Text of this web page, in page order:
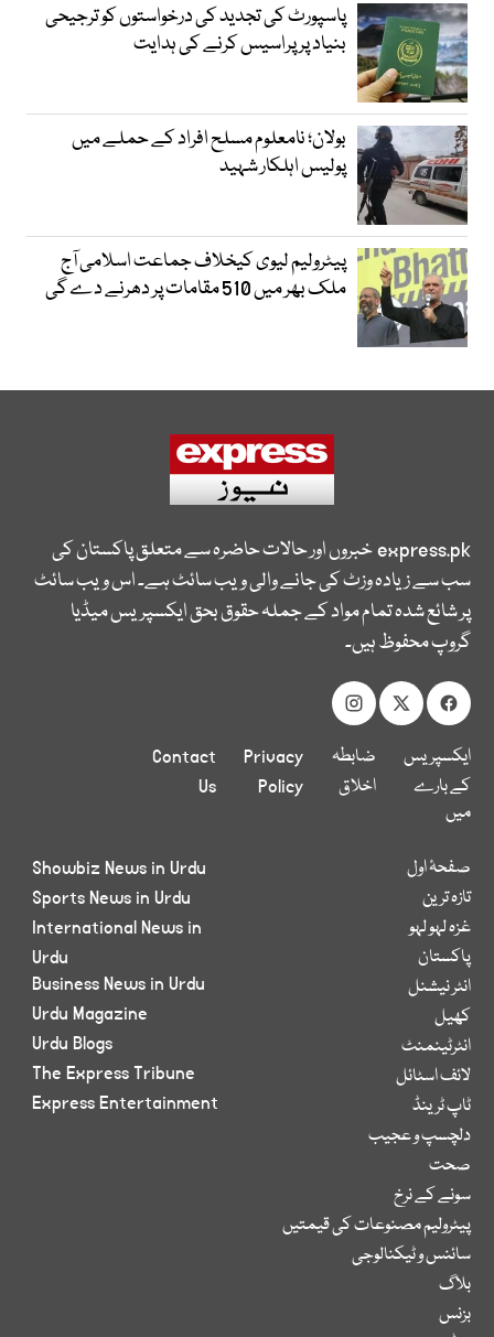
پاسپورٹ کی تجدید کی درخواستوں کو ترجیحی
بنیاد پر پراسیس کرنے کی ہدایت
بولان؛ نامعلوم مسلح افراد کے حملے میں
پولیس اہلکار شہید
پیٹرولیم لیوی کیخلاف جماعت اسلامی آج
ملک بھر میں 510 مقامات پر دھرنے دے گی
express.pkخبروں اور حالات حاضرہ سے متعلق پاکستان کی
سب سے زیادہ وزٹ کی جانے والی ویب سائٹ ہے۔ اس ویب سائٹ
پر شائع شدہ تمام مواد کے جملہ حقوق بحق ایکسپریس میڈیا
گروپ محفوظ ہیں۔
ایکسپریس
کے بارے
میں
ضابطہ
اخلاق
Privacy
Policy
Contact
Us
صفحۂ اول
تازہ ترین
غزہ لہو لہو
پاکستان
انٹر نیشنل
کھیل
انٹرٹینمنٹ
لائف اسٹائل
ٹاپ ٹرینڈ
دلچسپ و عجیب
صحت
سونے کے نرخ
پیٹرولیم مصنوعات کی قیمتیں
سائنس و ٹیکنالوجی
بلاگ
بزنس
Showbiz News in Urdu
Sports News in Urdu
International News in
Urdu
Business News in Urdu
Urdu Magazine
Urdu Blogs
The Express Tribune
Express Entertainment